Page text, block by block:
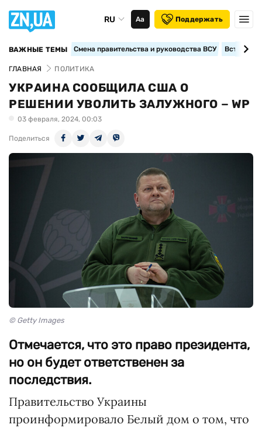
RU Аа Поддержать
ВАЖНЫЕ ТЕМЫ Смена правительства и руководства ВСУ
ГЛАВНАЯ ПОЛИТИКА
УКРАИНА СООБЩИЛА США О
РЕШЕНИИ УВОЛИТЬ ЗАЛУЖНОГО − WP
03 февраля, 2024, 00:03
Поделиться
© Getty Images
Отмечается, что это право президента,
но он будет ответственен за
последствия.
Правительство Украины
проинформировало Белый дом о том, что